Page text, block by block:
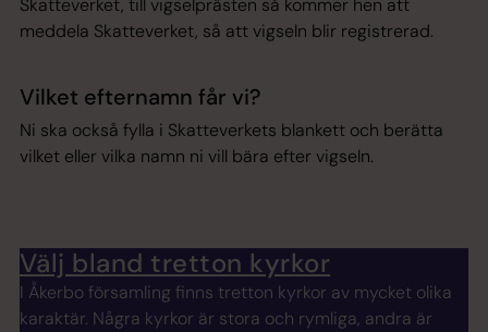
Skatteverket, till vigselprästen så kommer hen att
meddela Skatteverket, så att vigseln blir registrerad.
Vilket efternamn får vi?
Ni ska också fylla i Skatteverkets blankett och berätta
vilket eller vilka namn ni vill bära efter vigseln.
Välj bland tretton kyrkor
I Åkerbo församling finns tretton kyrkor av mycket olika
karaktär. Några kyrkor är stora och rymliga, andra är